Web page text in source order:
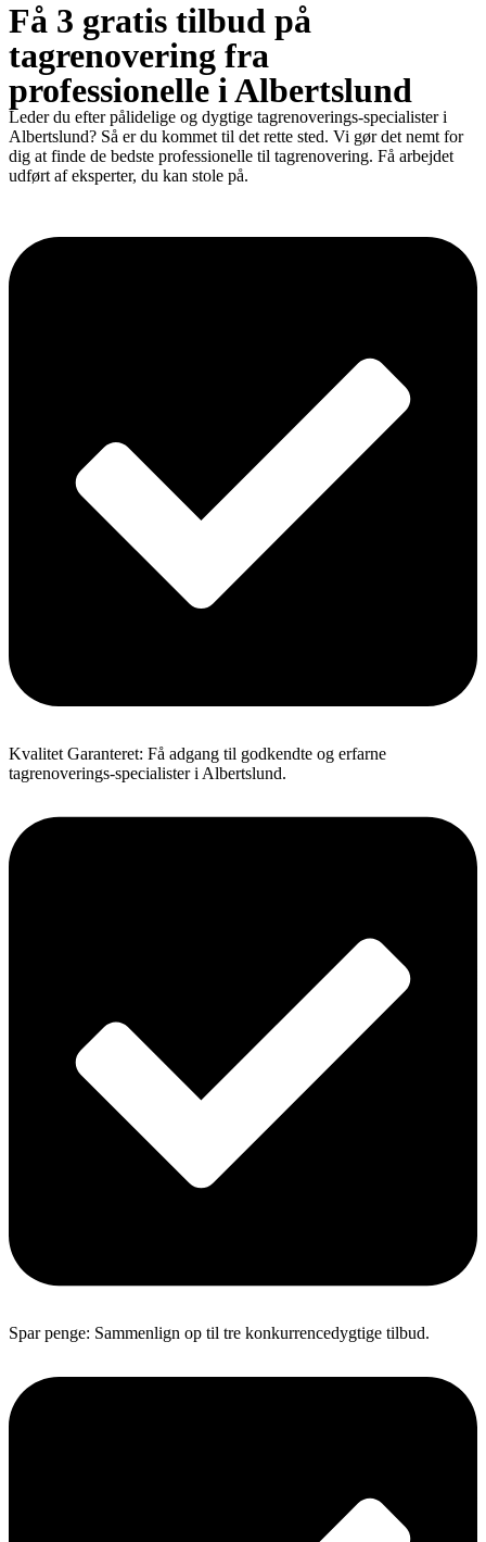
Få 3 gratis tilbud på
tagrenovering fra
professionelle i Albertslund
Leder du efter pålidelige og dygtige tagrenoverings-specialister i
Albertslund? Så er du kommet til det rette sted. Vi gør det nemt for
dig at finde de bedste professionelle til tagrenovering. Få arbejdet
udført af eksperter, du kan stole på.
Kvalitet Garanteret: Få adgang til godkendte og erfarne
tagrenoverings-specialister i Albertslund.
Spar penge: Sammenlign op til tre konkurrencedygtige tilbud.